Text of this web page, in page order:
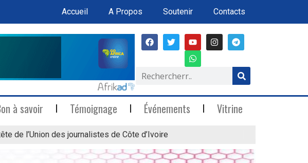
Accueil A Propos Soutenir Contacts
à savoir Témoignage Événements Vitrine
de l’Union des journalistes de Côte d’Ivoire